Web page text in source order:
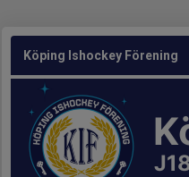
Köping Ishockey Förening